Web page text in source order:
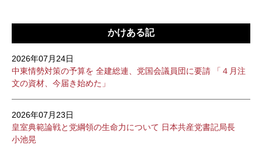
かけある記
2026年07月24日
中東情勢対策の予算を 全建総連、党国会議員団に要請 「４月注
文の資材、今届き始めた」
2026年07月23日
皇室典範論戦と党綱領の生命力について 日本共産党書記局長
小池晃